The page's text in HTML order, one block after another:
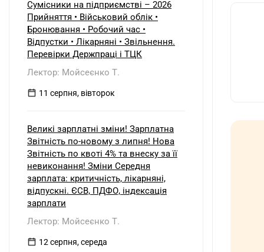
несправного. Як відобразити ці
операції в бухобліку та які
виникають наслідки з ПДВ?
Сумісники на підприємстві – 2026
Прийняття • Військовий облік •
Бронювання • Робочий час •
Відпустки • Лікарняні • Звільнення.
Перевірки Держпраці і ТЦК
Лектор: Мойсеєнко Т.
11 серпня, вівторок
Великі зарплатні зміни! Зарплатна
Звітність по-новому з липня! Нова
Звітність по квоті 4% та внеску за її
невиконання! Зміни Середня
зарплата: критичність, лікарняні,
відпускні. ЄСВ, ПДФО, індексація
зарплати
Лектор: Мойсеєнко Т.
12 серпня, середа